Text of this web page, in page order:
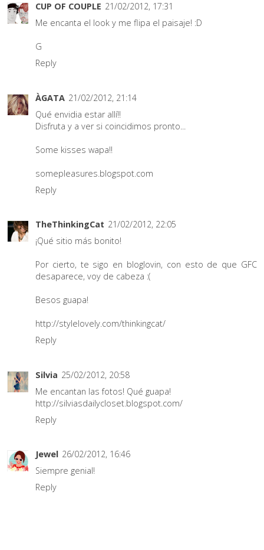
CUP OF COUPLE 21/02/2012, 17:31
Me encanta el look y me flipa el paisaje! :D
G
Reply
ÀGATA 21/02/2012, 21:14
Qué envidia estar allí!!
Disfruta y a ver si coincidimos pronto...
Some kisses wapa!!
somepleasures.blogspot.com
Reply
TheThinkingCat 21/02/2012, 22:05
¡Qué sitio más bonito!
Por cierto, te sigo en bloglovin, con esto de que GFC
desaparece, voy de cabeza :(
Besos guapa!
http://stylelovely.com/thinkingcat/
Reply
Silvia 25/02/2012, 20:58
Me encantan las fotos! Qué guapa!
http://silviasdailycloset.blogspot.com/
Reply
Jewel 26/02/2012, 16:46
Siempre genial!
Reply